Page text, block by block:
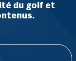
du golf et